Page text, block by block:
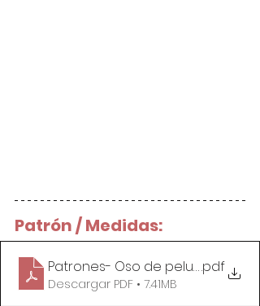
Patrón / Medidas:
Patrones- Oso de peluche.pdf
Descargar PDF • 7.41MB